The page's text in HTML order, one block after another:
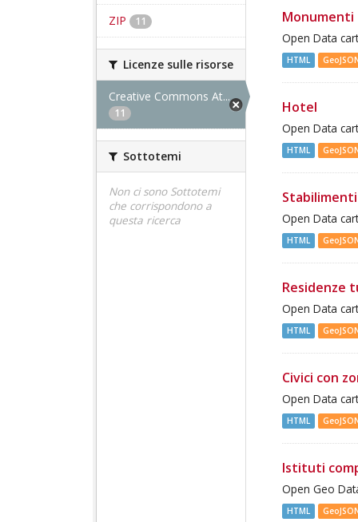
ZIP 11
Licenze sulle risorse
Creative Commons At...
11
Sottotemi
Non ci sono Sottotemi
che corrispondono a
questa ricerca
Monumenti
Open Data
HTML
Hotel
Open Data
HTML
Open Data
HTML
Residenze
Open Data
HTML
Civici con
Open Data
HTML
Istituti
Open Geo
HTML